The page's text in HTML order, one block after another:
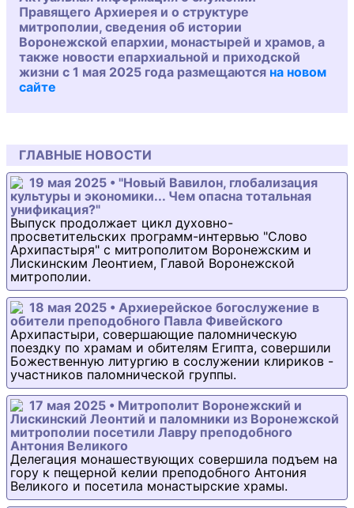
Правящего Архиерея и о структуре
митрополии, сведения об истории
Воронежской епархии, монастырей и храмов, а
также новости епархиальной и приходской
жизни с 1 мая 2025 года размещаются на новом
сайте
ГЛАВНЫЕ НОВОСТИ
19 мая 2025 • "Новый Вавилон, глобализация
культуры и экономики... Чем опасна тотальная
унификация?"
Выпуск продолжает цикл духовно-
просветительских программ-интервью "Слово
Архипастыря" с митрополитом Воронежским и
Лискинским Леонтием, Главой Воронежской
митрополии.
18 мая 2025 • Архиерейское богослужение в
обители преподобного Павла Фивейского
Архипастыри, совершающие паломническую
поездку по храмам и обителям Египта, совершили
Божественную литургию в сослужении клириков -
участников паломнической группы.
17 мая 2025 • Митрополит Воронежский и
Лискинский Леонтий и паломники из Воронежской
митрополии посетили Лавру преподобного
Антония Великого
Делегация монашествующих совершила подъем на
гору к пещерной келии преподобного Антония
Великого и посетила монастырские храмы.